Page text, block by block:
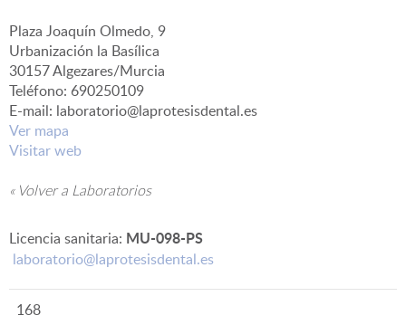
Plaza Joaquín Olmedo, 9
Urbanización la Basílica
30157 Algezares/Murcia
Teléfono: 690250109
E-mail: laboratorio@laprotesisdental.es
Ver mapa
Visitar web
« Volver a Laboratorios
Licencia sanitaria: MU-098-PS
laboratorio@laprotesisdental.es
168